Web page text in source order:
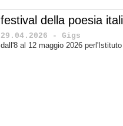
festival della poesia
29.04.2026 - Gigs
dall'8 al 12 maggio 2026